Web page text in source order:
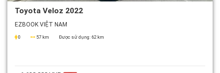
Toyota Veloz 2022
EZBOOK VIỆT NAM
0 57 km Được sử dụng: 62 km